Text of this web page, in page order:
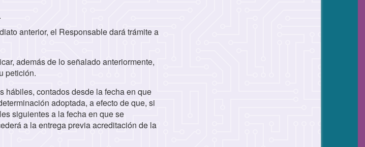
anterior, el Responsable dará trámite a
además de lo señalado anteriormente,
petición.
hábiles, contados desde la fecha en que
adoptada, a efecto de que, si
siguientes a la fecha en que se
a la entrega previa acreditación de la